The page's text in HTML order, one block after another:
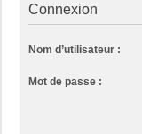
Connexion
Nom d’utilisateur :
Mot de passe :